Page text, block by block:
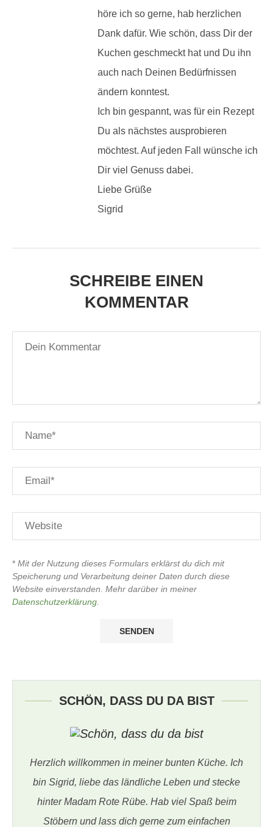
höre ich so gerne, hab herzlichen
Dank dafür. Wie schön, dass Dir der
Kuchen geschmeckt hat und Du ihn
auch nach Deinen Bedürfnissen
ändern konntest.
Ich bin gespannt, was für ein Rezept
Du als nächstes ausprobieren
möchtest. Auf jeden Fall wünsche ich
Dir viel Genuss dabei.
Liebe Grüße
Sigrid
SCHREIBE EINEN
KOMMENTAR
* Mit der Nutzung dieses Formulars erklärst du dich mit
Speicherung und Verarbeitung deiner Daten durch diese
Website einverstanden. Mehr darüber in meiner
Datenschutzerklärung
SCHÖN, DASS DU DA BIST
Herzlich willkommen in meiner bunten Küche. Ich
bin Sigrid, liebe das ländliche Leben und stecke
hinter Madam Rote Rübe. Hab viel Spaß beim
Stöbern und lass dich gerne zum einfachen